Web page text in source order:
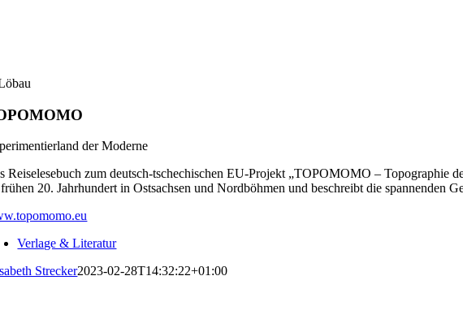
der Moderne
Reiselesebuch zum deutsch-tschechischen EU-Projekt „TOPOMOMO – Topographie
20. Jahrhundert in Ostsachsen und Nordböhmen und beschreibt die spannenden
Verlage & Literatur
Strecker2023-02-28T14:32:22+01:00